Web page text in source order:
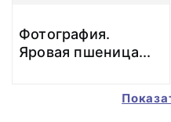
Фотография.
Яровая пшеница...